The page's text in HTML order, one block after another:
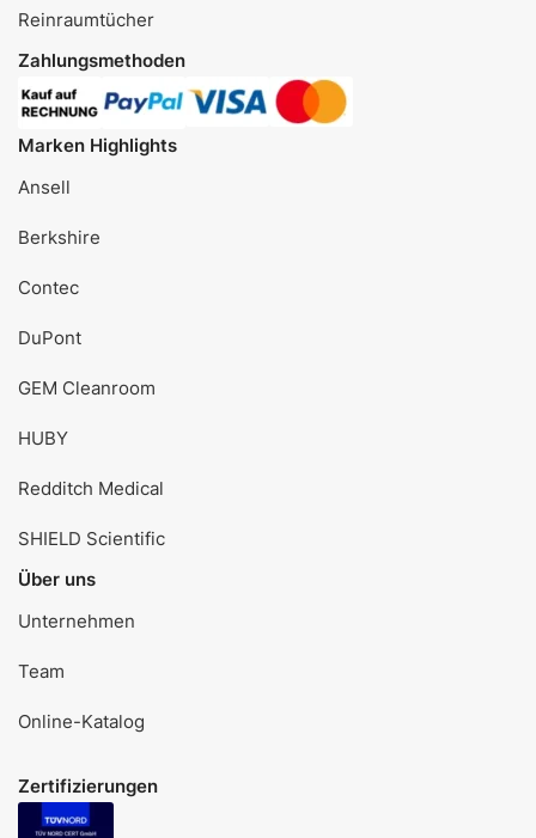
Reinraumtücher
Zahlungsmethoden
Marken Highlights
Ansell
Berkshire
Contec
DuPont
GEM Cleanroom
HUBY
Redditch Medical
SHIELD Scientific
Über uns
Unternehmen
Team
Online-Katalog
Zertifizierungen